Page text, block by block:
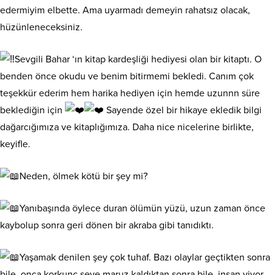
edermiyim elbette. Ama uyarmadı demeyin rahatsız olacak,
hüzünleneceksiniz.
Sevgili Bahar ‘ın kitap kardeşliği hediyesi olan bir kitaptı. O
benden önce okudu ve benim bitirmemi bekledi. Canım çok
teşekkür ederim hem harika hediyen için hemde uzunnn süre
beklediğin için
Sayende özel bir hikaye ekledik bilgi
dağarcığımıza ve kitaplığımıza. Daha nice nicelerine birlikte,
keyifle.
Neden, ölmek kötü bir şey mi?
Yanıbaşında öylece duran ölümün yüzü, uzun zaman önce
kaybolup sonra geri dönen bir akraba gibi tanıdıktı.
Yaşamak denilen şey çok tuhaf. Bazı olaylar geçtikten sonra